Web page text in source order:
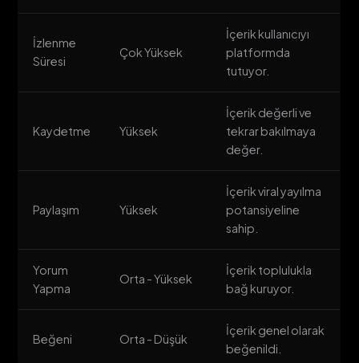
İzlenme
Süresi
Çok Yüksek
İçerik kullanıcıyı
platformda
tutuyor.
Kaydetme Yüksek
İçerik değerli ve
tekrar bakılmaya
değer.
Paylaşım Yüksek
İçerik viral yayılma
potansiyeline
sahip.
Yorum
Yapma
Orta - Yüksek
İçerik toplulukla
bağ kuruyor.
Beğeni Orta - Düşük
İçerik genel olarak
beğenildi.